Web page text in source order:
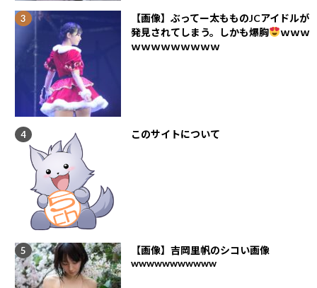
【画像】ぶってー太もものJCアイドルが
発見されてしまう。しかも爆胸
ｗｗｗ
ｗｗｗｗｗｗｗｗｗ
このサイトについて
【画像】吉岡里帆のシコい画像
wwwwwwwwwww